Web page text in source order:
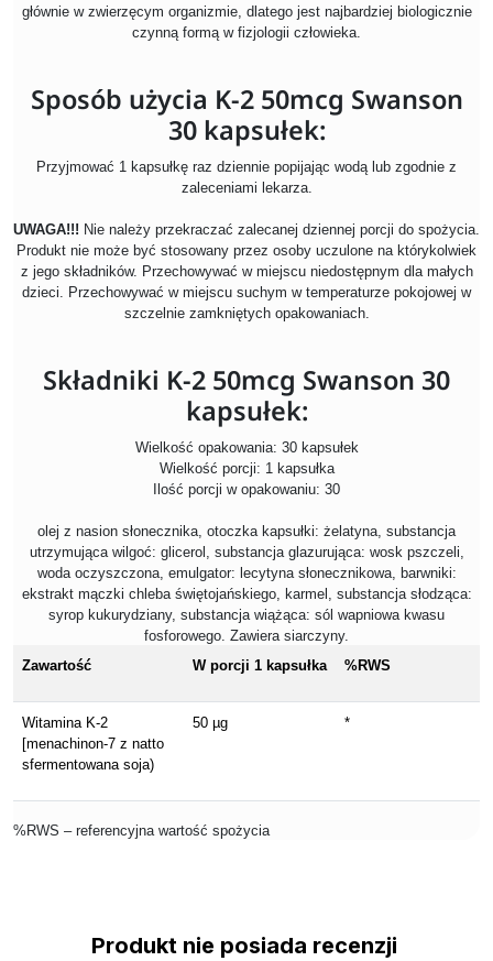
głównie w zwierzęcym organizmie, dlatego jest najbardziej biologicznie
czynną formą w fizjologii człowieka.
Sposób użycia K-2 50mcg Swanson
30 kapsułek:
Przyjmować 1 kapsułkę raz dziennie popijając wodą lub zgodnie z
zaleceniami lekarza.
UWAGA!!! Nie należy przekraczać zalecanej dziennej porcji do spożycia.
Produkt nie może być stosowany przez osoby uczulone na którykolwiek
z jego składników. Przechowywać w miejscu niedostępnym dla małych
dzieci. Przechowywać w miejscu suchym w temperaturze pokojowej w
szczelnie zamkniętych opakowaniach.
Składniki K-2 50mcg Swanson 30
kapsułek:
Wielkość opakowania: 30 kapsułek
Wielkość porcji: 1 kapsułka
Ilość porcji w opakowaniu: 30
olej z nasion słonecznika, otoczka kapsułki: żelatyna, substancja
utrzymująca wilgoć: glicerol, substancja glazurująca: wosk pszczeli,
woda oczyszczona, emulgator: lecytyna słonecznikowa, barwniki:
ekstrakt mączki chleba świętojańskiego, karmel, substancja słodząca:
syrop kukurydziany, substancja wiążąca: sól wapniowa kwasu
fosforowego. Zawiera siarczyny.
Zawartość
W porcji 1 kapsułka %RWS
Witamina K-2
[menachinon-7 z natto
sfermentowana soja)
50 µg *
%RWS – referencyjna wartość spożycia
Produkt nie posiada recenzji